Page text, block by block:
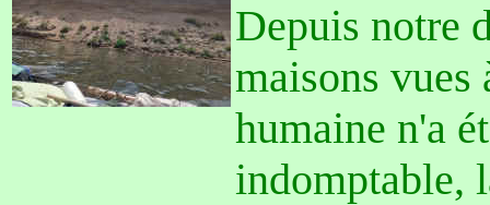
Depuis notre
maisons vues
humaine n'a
indomptable,